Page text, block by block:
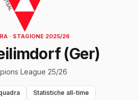
· STAGIONE 2025/26
(Ger)
League 25/26
Statistiche all-time